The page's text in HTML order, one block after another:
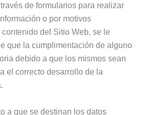
de formularios para realizar
o por motivos
del Sitio Web, se le
que la cumplimentación de alguno
debido a que los mismos sean
el correcto desarrollo de la
a que se destinan los datos